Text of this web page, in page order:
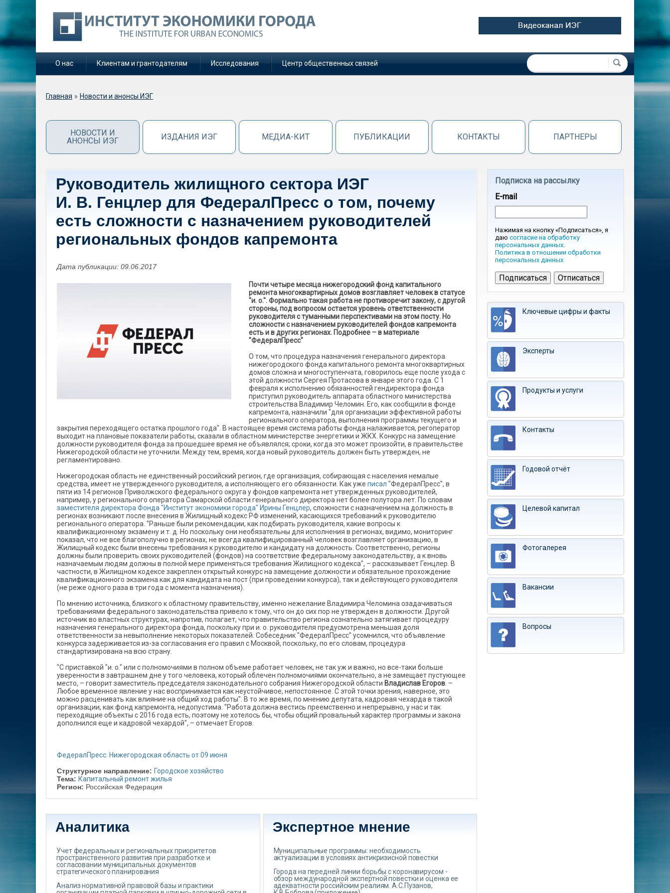
О нас Клиентам и грантодателям Исследования Центр общественных связей Форма поиска
Поиск
Вы здесь
Главная » Новости и анонсы ИЭГ
НОВОСТИ И
АНОНСЫ ИЭГ
ИЗДАНИЯ ИЭГ МЕДИА-КИТ ПУБЛИКАЦИИ КОНТАКТЫ ПАРТНЕРЫ
Руководитель жилищного сектора ИЭГ
И. В. Генцлер для ФедералПресс о том, почему
есть сложности с назначением руководителей
региональных фондов капремонта
Дата публикации: 09.06.2017
Почти четыре месяца нижегородский фонд капитального
ремонта многоквартирных домов возглавляет человек в статусе
"и. о.". Формально такая работа не противоречит закону, с другой
стороны, под вопросом остается уровень ответственности
руководителя с туманными перспективами на этом посту. Но
сложности с назначением руководителей фондов капремонта
есть и в других регионах. Подробнее – в материале
"ФедералПресс"
О том, что процедура назначения генерального директора
нижегородского фонда капитального ремонта многоквартирных
домов сложна и многоступенчата, говорилось еще после ухода с
этой должности Сергея Протасова в январе этого года. С 1
февраля к исполнению обязанностей гендиректора фонда
приступил руководитель аппарата областного министерства
строительства Владимир Челомин. Его, как сообщили в фонде
капремонта, назначили "для организации эффективной работы
регионального оператора, выполнения программы текущего и
закрытия переходящего остатка прошлого года". В настоящее время система работы фонда налаживается, регоператор
выходит на плановые показатели работы, сказали в областном министерстве энергетики и ЖКХ. Конкурс на замещение
должности руководителя фонда за прошедшее время не объявлялся; сроки, когда это может произойти, в правительстве
Нижегородской области не уточнили. Между тем, время, когда новый руководитель должен быть утвержден, не
регламентировано.
Нижегородская область не единственный российский регион, где организация, собирающая с населения немалые
средства, имеет не утвержденного руководителя, а исполняющего его обязанности. Как уже писал "ФедералПресс", в
пяти из 14 регионов Приволжского федерального округа у фондов капремонта нет утвержденных руководителей,
например, у регионального оператора Самарской области генерального директора нет более полутора лет. По словам
заместителя директора Фонда "Институт экономики города" Ирины Генцлер, сложности с назначением на должность в
регионах возникают после внесения в Жилищный кодекс РФ изменений, касающихся требований к руководителю
регионального оператора. "Раньше были рекомендации, как подбирать руководителя, какие вопросы к
квалификационному экзамену и т. д. Но поскольку они необязательны для исполнения в регионах, видимо, мониторинг
показал, что не все благополучно в регионах, не всегда квалифицированный человек возглавляет организацию, в
Жилищный кодекс были внесены требования к руководителю и кандидату на должность. Соответственно, регионы
должны были проверить своих руководителей (фондов) на соответствие федеральному законодательству, а к вновь
назначаемым людям должны в полной мере применяться требования Жилищного кодекса", – рассказывает Генцлер. В
частности, в Жилищном кодексе закреплен открытый конкурс на замещение должности и обязательное прохождение
квалификационного экзамена как для кандидата на пост (при проведении конкурса), так и действующего руководителя
(не реже одного раза в три года с момента назначения).
По мнению источника, близкого к областному правительству, именно нежелание Владимира Челомина озадачиваться
требованиями федерального законодательства привело к тому, что он до сих пор не утвержден в должности. Другой
источник во властных структурах, напротив, полагает, что правительство региона сознательно затягивает процедуру
назначения генерального директора фонда, поскольку при и. о. руководителя предусмотрена меньшая доля
ответственности за невыполнение некоторых показателей. Собеседник "ФедералПресс" усомнился, что объявление
конкурса задерживается из-за согласования его правил с Москвой, поскольку, по его словам, процедура
стандартизирована на всю страну.
"С приставкой "и. о." или с полномочиями в полном объеме работает человек, не так уж и важно, но все-таки больше
уверенности в завтрашнем дне у того человека, который облечен полномочиями окончательно, а не замещает пустующее
место, – говорит заместитель председателя законодательного собрания Нижегородской области Владислав Егоров . –
Любое временное явление у нас воспринимается как неустойчивое, непостоянное. С этой точки зрения, наверное, это
можно расценивать как влияние на общий ход работы". В то же время, по мнению депутата, кадровая чехарда в такой
организации, как фонд капремонта, недопустима. "Работа должна вестись преемственно и непрерывно, у нас и так
переходящие объекты с 2016 года есть, поэтому не хотелось бы, чтобы общий провальный характер программы и закона
дополнился еще и кадровой чехардой", – отмечает Егоров.
ФедералПресс. Нижегородская область от 09 июня
Структурное направление: Городское хозяйство
Тема: Капитальный ремонт жилья
Регион: Российская Федерация
Аналитика
Учет федеральных и региональных приоритетов
пространственного развития при разработке и
согласовании муниципальных документов
стратегического планирования
Анализ нормативной правовой базы и практики
Экспертное мнение
Муниципальные программы: необходимость
актуализации в условиях антикризисной повестки
Города на передней линии борьбы с коронавирусом -
обзор международной экспертной повестки и оценка ее
адекватности российским реалиям. А.С.Пузанов,
Подписка на рассылку
E-mail
Нажимая на кнопку «Подписаться», я
даю согласие на обработку
персональных данных.
Политика в отношении обработки
персональных данных
Ключевые цифры и факты
Эксперты
Продукты и услуги
Контакты
Годовой отчёт
Целевой капитал
Фотогалерея
Вакансии
Вопросы